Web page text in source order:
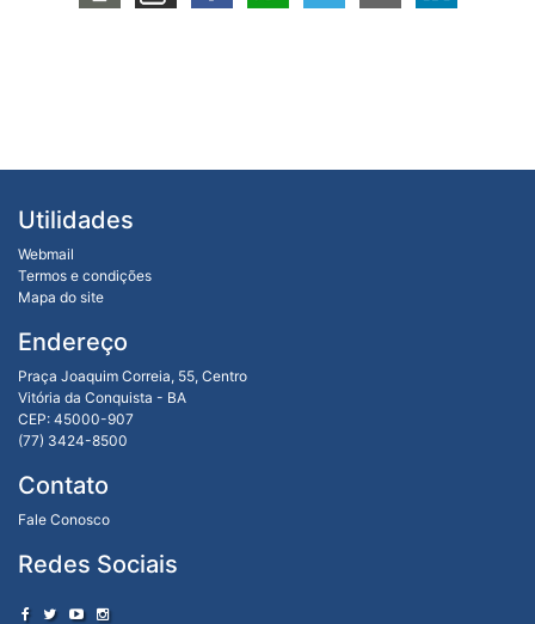
Utilidades
Webmail
Termos e condições
Mapa do site
Endereço
Praça Joaquim Correia, 55, Centro
Vitória da Conquista - BA
CEP: 45000-907
(77) 3424-8500
Contato
Fale Conosco
Redes Sociais